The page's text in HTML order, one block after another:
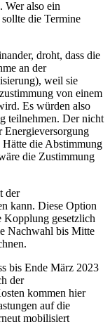
Wer also ein
die Termine
droht, dass die
an der
weil sie
von einem
Es würden also
teilnehmen. Der nicht
Energieversorgung
die Abstimmung
die Zustimmung
der
kann. Diese Option
Kopplung gesetzlich
Nachwahl bis Mitte
bis Ende März 2023
der
kommen hier
auf die
mobilisiert